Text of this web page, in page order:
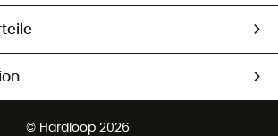
© Hardloop 2026